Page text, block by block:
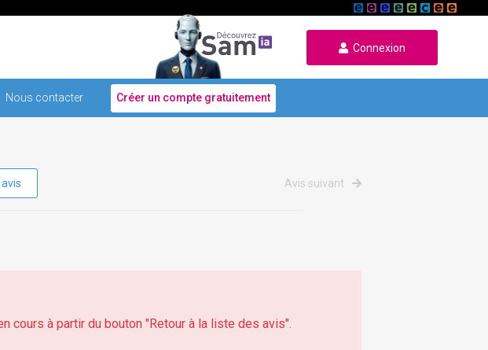
Connexion
Nous contacter Créer un compte gratuitement
Avis suivant
cours à partir du bouton "Retour à la liste des avis".